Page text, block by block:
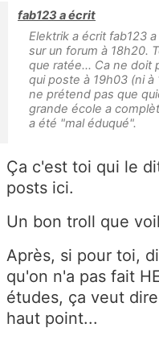
fab123 a écrit
Elektrik a écrit fab123
sur un forum à 18h20.
que ratée... Ca ne doit
qui poste à 19h03 (ni à
ne prétend pas que
grande école a
a été "mal éduqué".
Ça c'est toi qui le
posts ici.
Un bon troll que
Après, si pour toi,
qu'on n'a pas fait
études, ça veut
haut point...